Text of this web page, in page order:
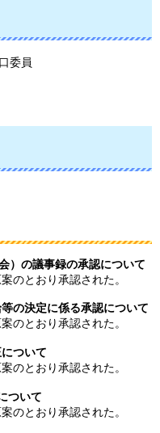
委員
）の議事録の承認について
のとおり承認された。
の決定に係る承認について
のとおり承認された。
ついて
のとおり承認された。
ついて
のとおり承認された。